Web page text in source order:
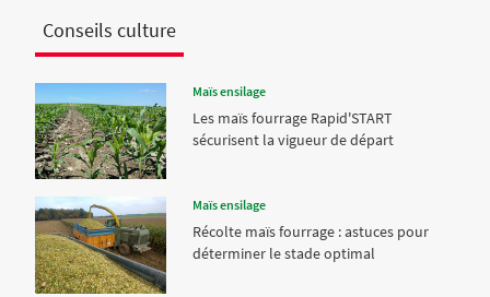
Conseils culture
Maïs ensilage
Les maïs fourrage Rapid'START
sécurisent la vigueur de départ
Maïs ensilage
Récolte maïs fourrage : astuces pour
déterminer le stade optimal